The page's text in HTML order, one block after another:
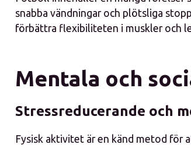
snabba vändningar och plötsliga
förbättra flexibiliteten i muskler och
Mentala och
Stressreducerande och
Fysisk aktivitet är en känd metod för